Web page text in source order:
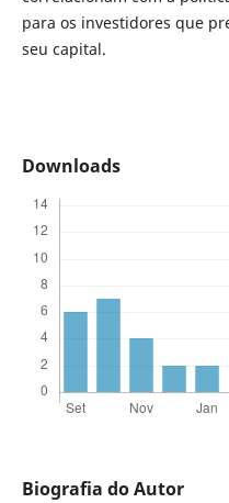
para os investidores que
seu capital.
Downloads
Biografia do Autor